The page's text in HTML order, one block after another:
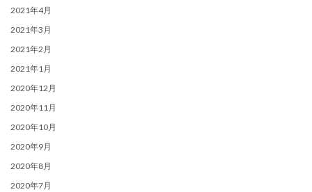
2021年4月
2021年3月
2021年2月
2021年1月
2020年12月
2020年11月
2020年10月
2020年9月
2020年8月
2020年7月